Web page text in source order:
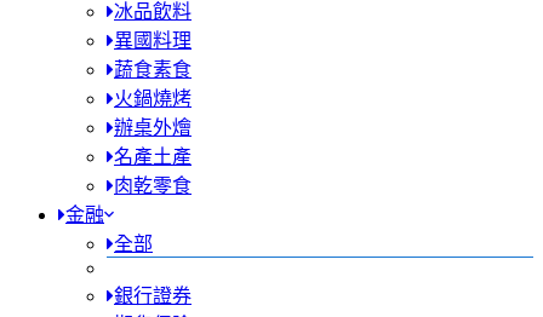
冰品飲料
異國料理
蔬食素食
火鍋燒烤
辦桌外燴
名產土產
肉乾零食
金融
全部
銀行證券